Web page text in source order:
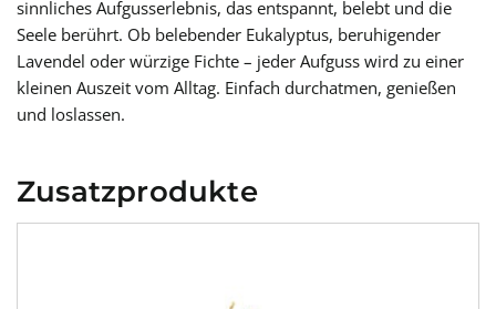
sinnliches Aufgusserlebnis, das entspannt, belebt und die
Seele berührt. Ob belebender Eukalyptus, beruhigender
Lavendel oder würzige Fichte – jeder Aufguss wird zu einer
kleinen Auszeit vom Alltag. Einfach durchatmen, genießen
und loslassen.
Zusatzprodukte